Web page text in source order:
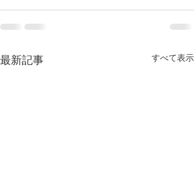
最新記事 すべて表示